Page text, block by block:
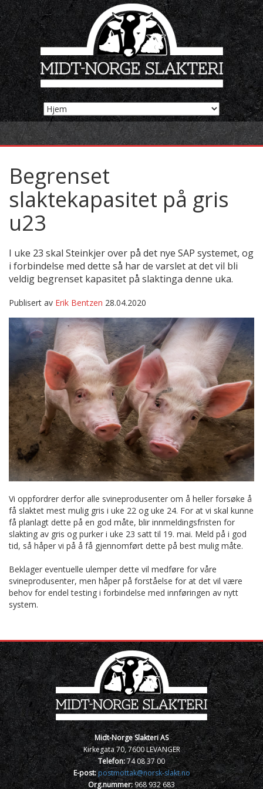
Begrenset
slaktekapasitet på gris
u23
I uke 23 skal Steinkjer over på det nye SAP systemet, og
i forbindelse med dette så har de varslet at det vil bli
veldig begrenset kapasitet på slaktinga denne uka.
Publisert av Erik Bentzen 28.04.2020
Vi oppfordrer derfor alle svineprodusenter om å heller forsøke å
få slaktet mest mulig gris i uke 22 og uke 24. For at vi skal kunne
få planlagt dette på en god måte, blir innmeldingsfristen for
slakting av gris og purker i uke 23 satt til 19. mai. Meld på i god
tid, så håper vi på å få gjennomført dette på best mulig måte.
Beklager eventuelle ulemper dette vil medføre for våre
svineprodusenter, men håper på forståelse for at det vil være
behov for endel testing i forbindelse med innføringen av nytt
system.
Midt-Norge Slakteri AS
Kirkegata 70, 7600 LEVANGER
Telefon:74 08 37 00
E-post:postmottak@norsk-slakt.no
Org.nummer:968 932 683